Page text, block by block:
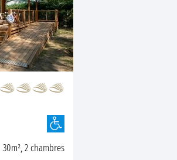
30m², 2 chambres